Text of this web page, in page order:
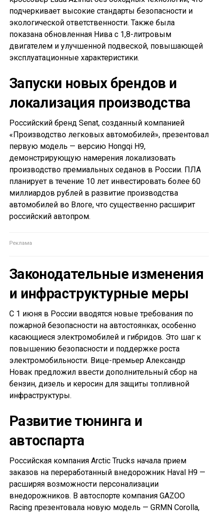
подчеркивает высокие стандарты безопасности и
экологической ответственности. Также была
показана обновленная Нива с 1,8-литровым
двигателем и улучшенной подвеской, повышающей
эксплуатационные характеристики.
Запуски новых брендов и
локализация производства
Российский бренд Senat, созданный компанией
«Производство легковых автомобилей», презентовал
первую модель — версию Hongqi H9,
демонстрирующую намерения локализовать
производство премиальных седанов в России. ПЛА
планирует в течение 10 лет инвестировать более 60
миллиардов рублей в развитие производства
автомобилей во Влоге, что существенно расширит
российский автопром.
Законодательные изменения
и инфраструктурные меры
С 1 июня в России вводятся новые требования по
пожарной безопасности на автостоянках, особенно
касающиеся электромобилей и гибридов. Это шаг к
повышению безопасности и поддержке роста
электромобильности. Вице-премьер Александр
Новак предложил ввести дополнительный сбор на
бензин, дизель и керосин для защиты топливной
инфраструктуры.
Развитие тюнинга и
автоспарта
Российская компания Arctic Trucks начала прием
заказов на переработанный внедорожник Haval H9 —
расширяя возможности персонализации
внедорожников. В автоспорте компания GAZOO
Racing презентовала новую модель — GRMN Corolla,